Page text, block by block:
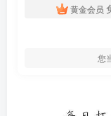
黄金会员
您